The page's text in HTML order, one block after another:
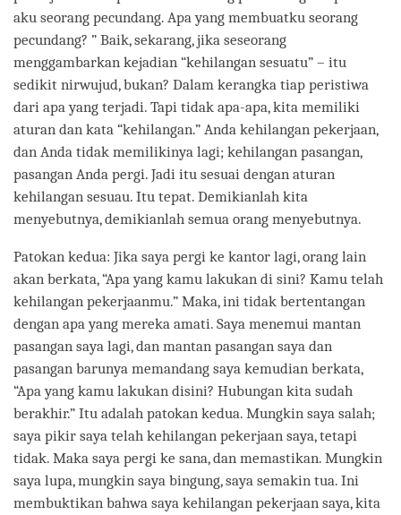
aku seorang pecundang. Apa yang membuatku seorang
pecundang? ” Baik, sekarang, jika seseorang
menggambarkan kejadian “kehilangan sesuatu” – itu
sedikit nirwujud, bukan? Dalam kerangka tiap peristiwa
dari apa yang terjadi. Tapi tidak apa-apa, kita memiliki
aturan dan kata “kehilangan.” Anda kehilangan pekerjaan,
dan Anda tidak memilikinya lagi; kehilangan pasangan,
pasangan Anda pergi. Jadi itu sesuai dengan aturan
kehilangan sesuau. Itu tepat. Demikianlah kita
menyebutnya, demikianlah semua orang menyebutnya.
Patokan kedua: Jika saya pergi ke kantor lagi, orang lain
akan berkata, “Apa yang kamu lakukan di sini? Kamu telah
kehilangan pekerjaanmu.” Maka, ini tidak bertentangan
dengan apa yang mereka amati. Saya menemui mantan
pasangan saya lagi, dan mantan pasangan saya dan
pasangan barunya memandang saya kemudian berkata,
“Apa yang kamu lakukan disini? Hubungan kita sudah
berakhir.” Itu adalah patokan kedua. Mungkin saya salah;
saya pikir saya telah kehilangan pekerjaan saya, tetapi
tidak. Maka saya pergi ke sana, dan memastikan. Mungkin
saya lupa, mungkin saya bingung, saya semakin tua. Ini
membuktikan bahwa saya kehilangan pekerjaan saya, kita